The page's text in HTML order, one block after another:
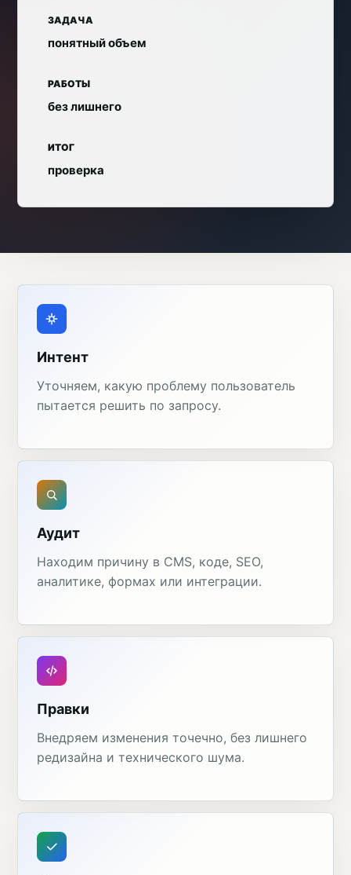
ЗАДАЧА
понятный объем
РАБОТЫ
без лишнего
ИТОГ
проверка
Интент
Уточняем, какую проблему пользователь
пытается решить по запросу.
Аудит
Находим причину в CMS, коде, SEO,
аналитике, формах или интеграции.
Правки
Внедряем изменения точечно, без лишнего
редизайна и технического шума.